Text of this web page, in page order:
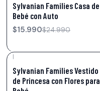
Sylvanian Families Casa de
Bebé con Auto
$15.990$24.990
|
Sylvanian Families Vestido
de Princesa con Flores para